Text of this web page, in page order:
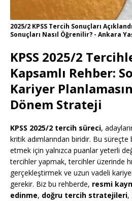
2025/2 KPSS Tercih Sonuçları
Sonuçları Nasıl Öğrenilir? - Ankara
KPSS 2025/2
Kapsamlı Rehber:
Kariyer
Dönem Strateji
KPSS 2025/2 tercih süreci,
kritik adımlarından biridir. Bu süreçte
etmek için yalnızca puanlar yeterli
tercihler yapmak, tercihler üzerinde
gerçekleştirmek ve uzun vadeli
gerekir. Biz bu rehberde, resmi
edinme, doğru tercih stratejileri,